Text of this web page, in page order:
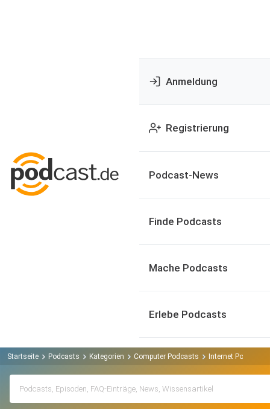
Anmeldung
Registrierung
Podcast-News
Finde Podcasts
Mache Podcasts
Erlebe Podcasts
Startseite Podcasts Kategorien Computer Podcasts Internet Podcasts